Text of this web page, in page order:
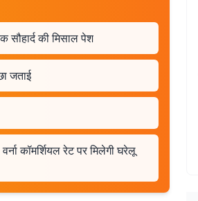
सौहार्द की मिसाल पेश
जताई
कॉमर्शियल रेट पर मिलेगी घरेलू